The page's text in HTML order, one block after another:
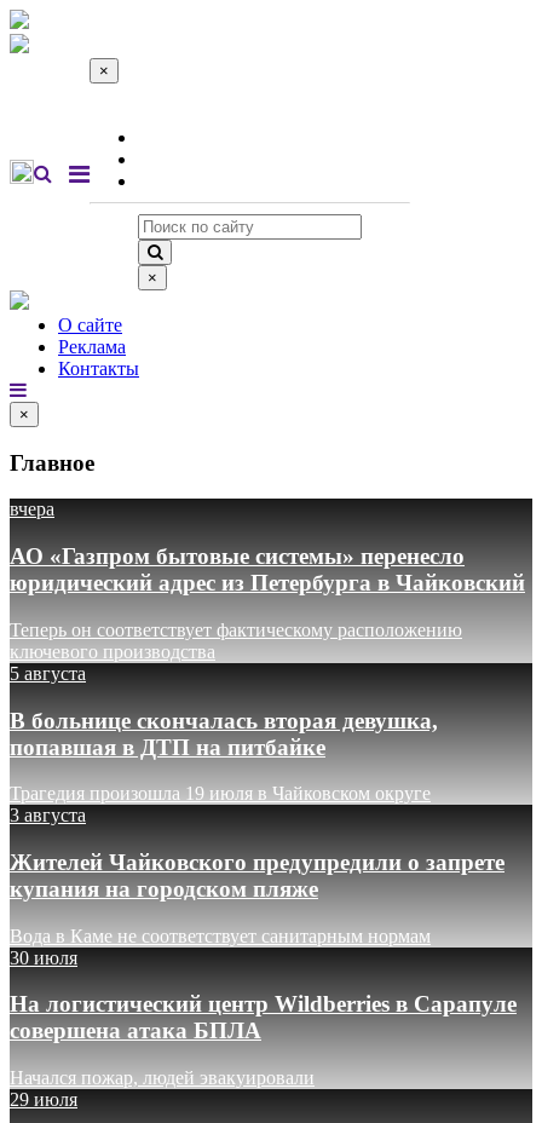
×
×
О сайте
Реклама
Контакты
×
Главное
вчера
АО «Газпром бытовые системы» перенесло
юридический адрес из Петербурга в Чайковский
Теперь он соответствует фактическому расположению
ключевого производства
5 августа
В больнице скончалась вторая девушка,
попавшая в ДТП на питбайке
Трагедия произошла 19 июля в Чайковском округе
3 августа
Жителей Чайковского предупредили о запрете
купания на городском пляже
Вода в Каме не соответствует санитарным нормам
30 июля
На логистический центр Wildberries в Сарапуле
совершена атака БПЛА
Начался пожар, людей эвакуировали
29 июля